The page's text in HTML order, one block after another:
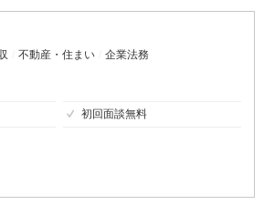
不動産・住まい 企業法務
初回面談無料